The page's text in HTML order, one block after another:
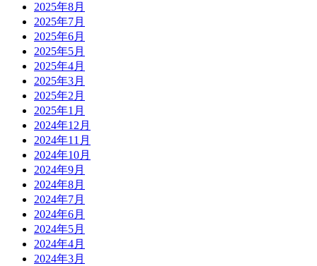
2025年8月
2025年7月
2025年6月
2025年5月
2025年4月
2025年3月
2025年2月
2025年1月
2024年12月
2024年11月
2024年10月
2024年9月
2024年8月
2024年7月
2024年6月
2024年5月
2024年4月
2024年3月